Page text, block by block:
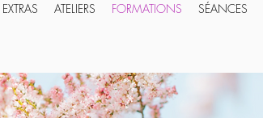
EXTRAS ATELIERS FORMATIONS SÉANCES